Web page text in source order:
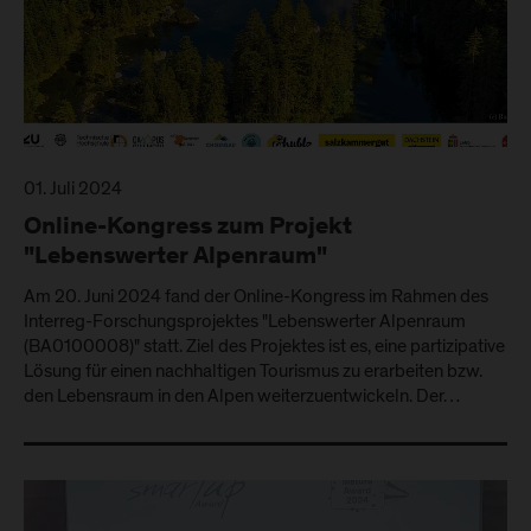
01. Juli 2024
Online-Kongress zum Projekt
"Lebenswerter Alpenraum"
Am 20. Juni 2024 fand der Online-Kongress im Rahmen des
Interreg-Forschungsprojektes "Lebenswerter Alpenraum
(BA0100008)" statt. Ziel des Projektes ist es, eine partizipative
Lösung für einen nachhaltigen Tourismus zu erarbeiten bzw.
den Lebensraum in den Alpen weiterzuentwickeln. Der…